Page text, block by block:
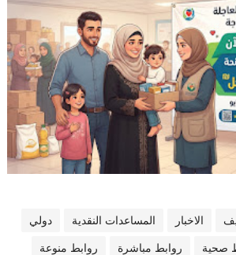
الاخبار المساعدات النقدية دولي
صحية روابط مباشرة روابط منوعة